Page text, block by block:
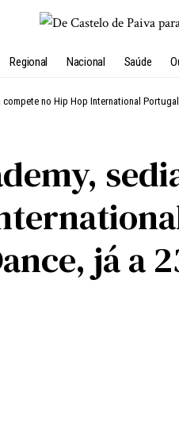
Regional Nacional Saúde
no Hip Hop International
já a